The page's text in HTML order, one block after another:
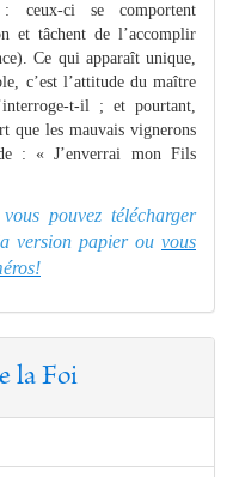
ceux-ci se comportent
et tâchent de l’accomplir
Ce qui apparaît unique,
c’est l’attitude du maître
t-il ; et pourtant,
que les mauvais vignerons
: « J’enverrai mon Fils
pouvez télécharger
version papier ou vous
la Foi